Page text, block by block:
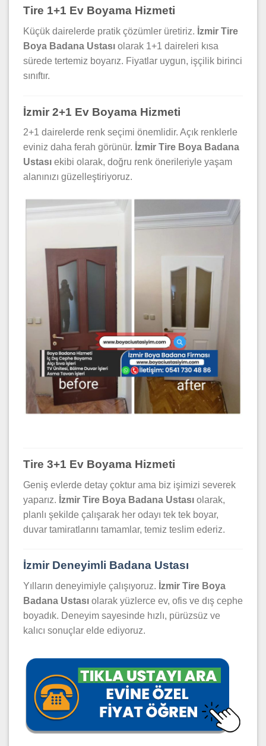
Tire 1+1 Ev Boyama Hizmeti
Küçük dairelerde pratik çözümler üretiriz. İzmir Tire
Boya Badana Ustası olarak 1+1 daireleri kısa
sürede tertemiz boyarız. Fiyatlar uygun, işçilik birinci
sınıftır.
İzmir 2+1 Ev Boyama Hizmeti
2+1 dairelerde renk seçimi önemlidir. Açık renklerle
eviniz daha ferah görünür. İzmir Tire Boya Badana
Ustası ekibi olarak, doğru renk önerileriyle yaşam
alanınızı güzelleştiriyoruz.
Tire 3+1 Ev Boyama Hizmeti
Geniş evlerde detay çoktur ama biz işimizi severek
yaparız. İzmir Tire Boya Badana Ustası olarak,
planlı şekilde çalışarak her odayı tek tek boyar,
duvar tamiratlarını tamamlar, temiz teslim ederiz.
İzmir Deneyimli Badana Ustası
Yılların deneyimiyle çalışıyoruz. İzmir Tire Boya
Badana Ustası olarak yüzlerce ev, ofis ve dış cephe
boyadık. Deneyim sayesinde hızlı, pürüzsüz ve
kalıcı sonuçlar elde ediyoruz.